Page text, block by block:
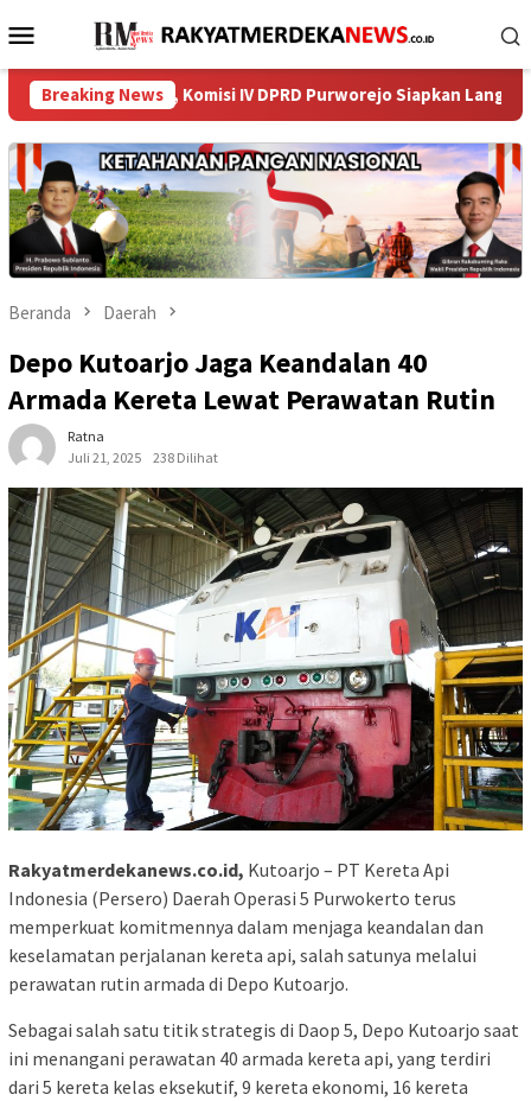
ke
Menu
Mobile
Breaking News
Komisi IV DPRD Purworejo Siapkan Langkah Strategis
Beranda Daerah
Depo Kutoarjo Jaga Keandalan 40
Armada Kereta Lewat Perawatan Rutin
Ratna
Juli 21, 2025
238 Dilihat
Rakyatmerdekanews.co.id, Kutoarjo – PT Kereta Api
Indonesia (Persero) Daerah Operasi 5 Purwokerto terus
memperkuat komitmennya dalam menjaga keandalan dan
keselamatan perjalanan kereta api, salah satunya melalui
perawatan rutin armada di Depo Kutoarjo.
Sebagai salah satu titik strategis di Daop 5, Depo Kutoarjo saat
ini menangani perawatan 40 armada kereta api, yang terdiri
dari 5 kereta kelas eksekutif, 9 kereta ekonomi, 16 kereta